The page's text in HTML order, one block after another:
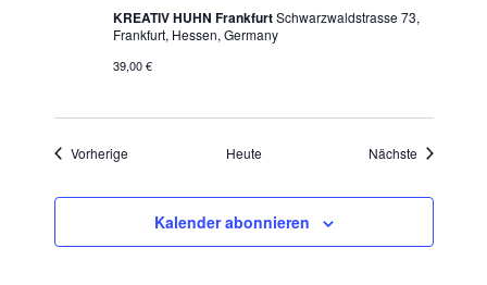
KREATIV HUHN FrankfurtSchwarzwaldstrasse 73,
Frankfurt, Hessen, Germany
39,00 €
VorherigeVeranstaltungen Heute Nächste
Kalender abonnieren